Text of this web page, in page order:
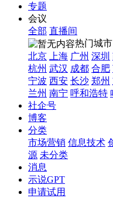
专题
会议
全部 直播间
热门城市
北京
上海 广州 深圳
杭州 武汉 成都 合肥
宁波 西安 长沙 郑州
兰州 南宁 呼和浩特
社企号
博客
分类
市场营销 信息技术
源 未分类
消息
示说GPT
申请试用